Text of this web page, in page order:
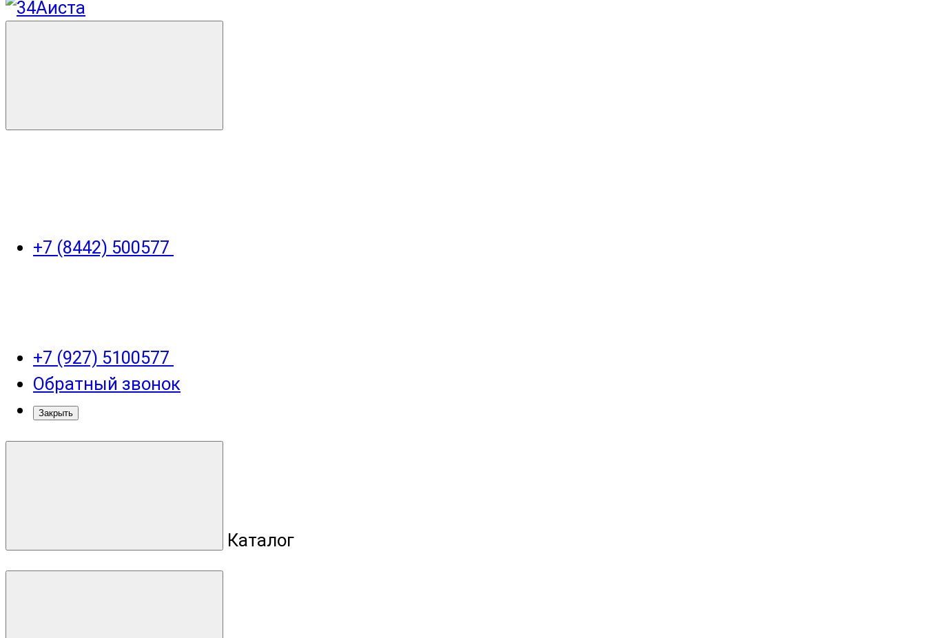
+7 (8442) 500577
+7 (927) 5100577
Обратный звонок
Закрыть
Каталог